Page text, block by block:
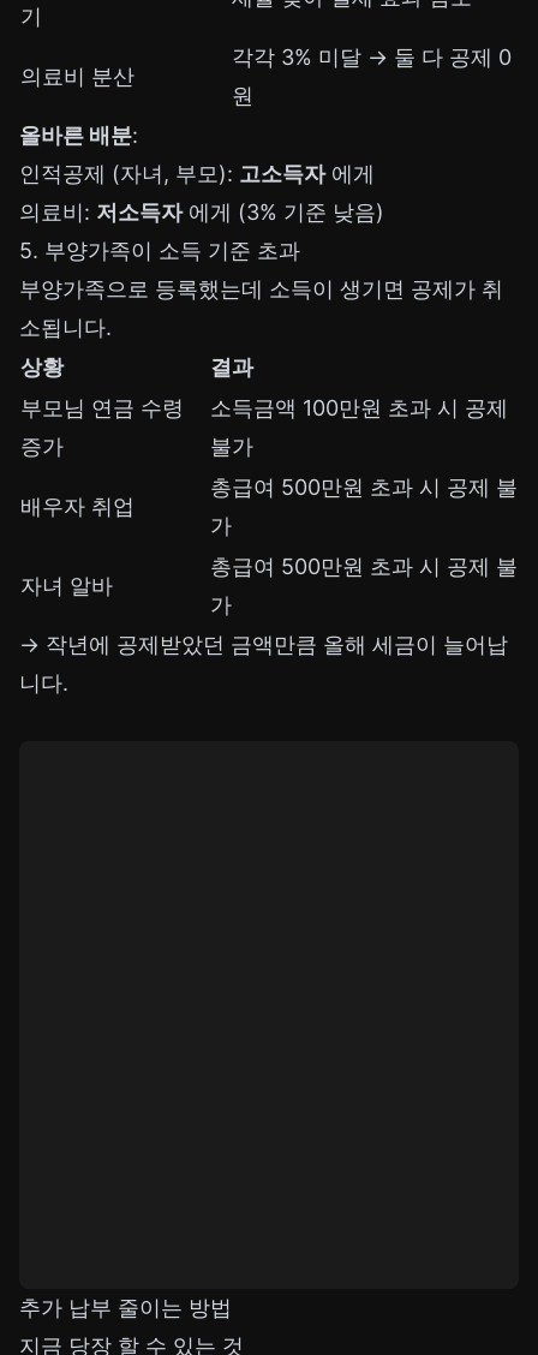
기
의료비 분산
각각 3% 미달 → 둘 다 공제 0
원
올바른 배분:
인적공제 (자녀, 부모): 고소득자에게
의료비: 저소득자에게 (3% 기준 낮음)
5. 부양가족이 소득 기준 초과
부양가족으로 등록했는데 소득이 생기면 공제가 취
소됩니다.
상황
결과
부모님 연금 수령
증가
소득금액 100만원 초과 시 공제
불가
배우자 취업
총급여 500만원 초과 시 공제 불
가
자녀 알바
총급여 500만원 초과 시 공제 불
가
→ 작년에 공제받았던 금액만큼 올해 세금이 늘어납
니다.
추가 납부 줄이는 방법
지금 당장 할 수 있는 것